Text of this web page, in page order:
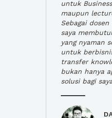
untuk
maupun
Sebagai
saya
yang nyaman
untuk
transfer
bukan hanya
solusi bagi